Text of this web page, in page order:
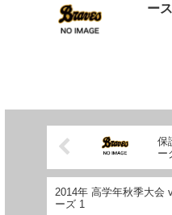
ー
保
ー
2014年 高学年秋季大会
ーズ 1